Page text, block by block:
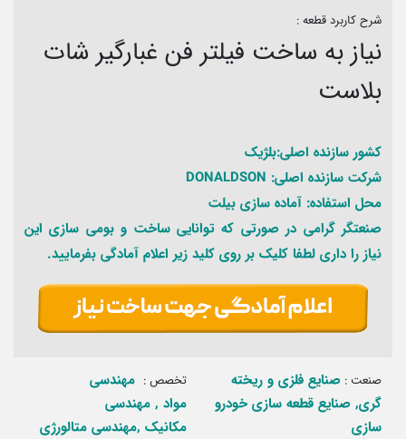
شرح کاربرد قطعه :
نیاز به ساخت فیلتر فن غبارگیر شات
بلاست
کشور سازنده اصلی:بلژیک
شرکت سازنده اصلی: DONALDSON
محل استفاده: آماده سازی بیلت
صنعتگر گرامی در صورتی که توانایی ساخت و بومی سازی این
نیاز را داری لطفا کلیک بر روی کلید زیر اعلام آمادگی بفرمایید.
صنعت : صنایع فلزی و ریخته
گری, صنایع قطعه سازی خودرو
سازی
تخصص : مهندسی
مواد‏ , مهندسی
مکانیک‏ ,مهندسی متالورژی‏